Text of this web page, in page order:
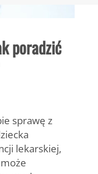
poradzić
sprawę z
lekarskiej,